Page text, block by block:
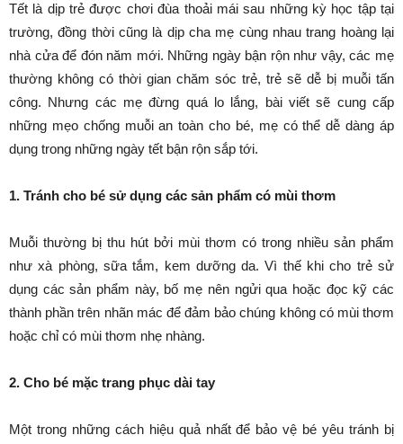
Tết là dịp trẻ được chơi đùa thoải mái sau những kỳ học tập tại
trường, đồng thời cũng là dịp cha mẹ cùng nhau trang hoàng lại
nhà cửa để đón năm mới. Những ngày bận rộn như vậy, các mẹ
thường không có thời gian chăm sóc trẻ, trẻ sẽ dễ bị muỗi tấn
công. Nhưng các mẹ đừng quá lo lắng, bài viết sẽ cung cấp
những mẹo chống muỗi an toàn cho bé, mẹ có thể dễ dàng áp
dụng trong những ngày tết bận rộn sắp tới.
1. Tránh cho bé sử dụng các sản phẩm có mùi thơm
Muỗi thường bị thu hút bởi mùi thơm có trong nhiều sản phẩm
như xà phòng, sữa tắm, kem dưỡng da. Vì thế khi cho trẻ sử
dụng các sản phẩm này, bố mẹ nên ngửi qua hoặc đọc kỹ các
thành phần trên nhãn mác để đảm bảo chúng không có mùi thơm
hoặc chỉ có mùi thơm nhẹ nhàng.
2. Cho bé mặc trang phục dài tay
Một trong những cách hiệu quả nhất để bảo vệ bé yêu tránh bị